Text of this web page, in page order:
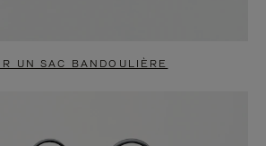
UN SAC BANDOULIÈRE